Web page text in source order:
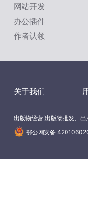
网站开发
办公插件
作者认领
关于我们
出版物经营(出版物批发、
鄂公网安备